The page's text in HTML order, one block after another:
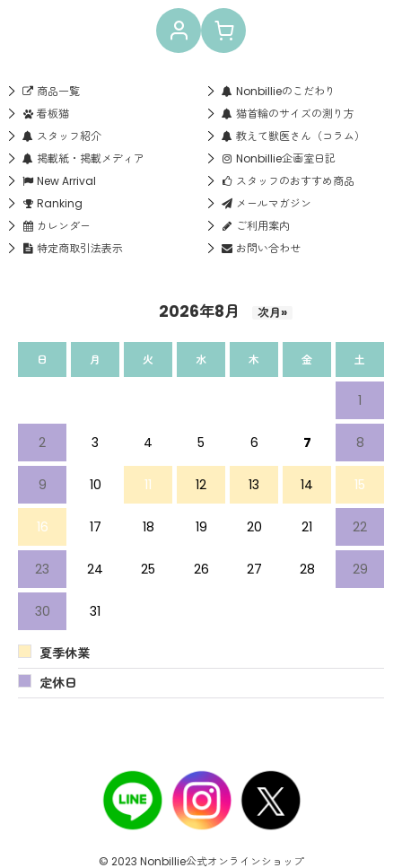
商品一覧
Nonbillieのこだわり
看板猫
猫首輪のサイズの測り方
スタッフ紹介
教えて獣医さん（コラム）
掲載紙・掲載メディア
Nonbillie企画室日記
New Arrival
スタッフのおすすめ商品
Ranking
メールマガジン
カレンダー
ご利用案内
特定商取引法表示
お問い合わせ
2026年8月 次月»
日 月 火 水 木 金 土
1
2 3 4 5 6 7 8
9 10 11 12 13 14 15
16 17 18 19 20 21 22
23 24 25 26 27 28 29
30 31
夏季休業
定休日
© 2023 Nonbillie公式オンラインショップ